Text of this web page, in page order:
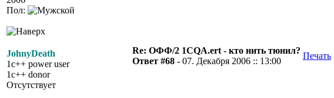
Пол:
JohnyDeath
1c++ power user
1c++ donor
Отсутствует
Re: ОФФ/2 1CQA.ert - кто нить тюнил?
Ответ #68 - 07. Декабря 2006 :: 13:00
Печать